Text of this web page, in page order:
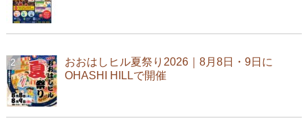
おおはしヒル夏祭り2026｜8月8日・9日に
OHASHI HILLで開催